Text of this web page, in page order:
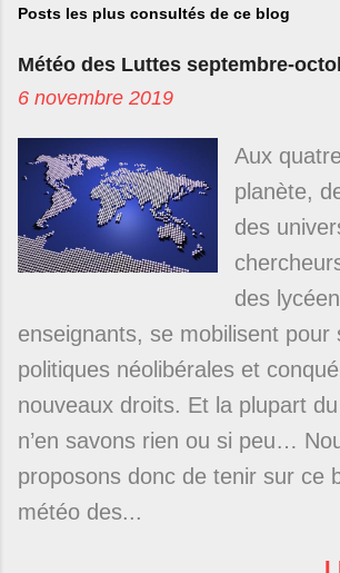
Posts les plus consultés de ce blog
Météo des Luttes septembre-
6 novembre 2019
Aux
planète,
des
des
enseignants, se mobilisent pour
politiques néolibérales et
nouveaux droits. Et la plupart
n’en savons rien ou si peu…
proposons donc de tenir sur ce
météo des...